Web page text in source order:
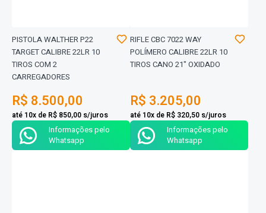
PISTOLA WALTHER P22
TARGET CALIBRE 22LR 10
TIROS COM 2
CARREGADORES
R$ 8.500,00
até 10x de R$ 850,00 s/juros
Informações pelo
Whatsapp
RIFLE CBC 7022 WAY
POLÍMERO CALIBRE 22LR 10
TIROS CANO 21" OXIDADO
R$ 3.205,00
até 10x de R$ 320,50 s/juros
Informações pelo
Whatsapp